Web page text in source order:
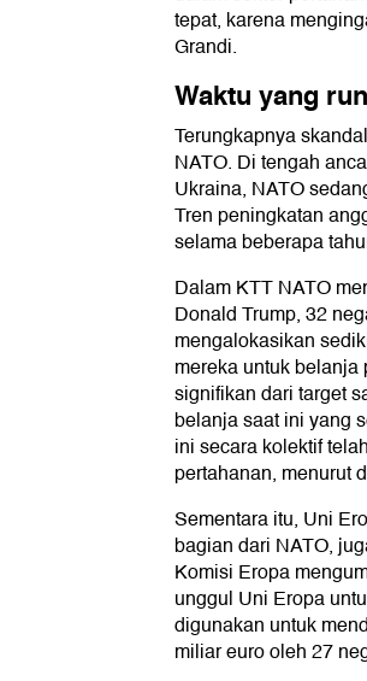
tepat, karena
Grandi.
Waktu yang
Terungkapnya
NATO. Di tengah
Ukraina, NATO
Tren peningkatan
selama beberapa
Dalam KTT NATO
Donald Trump, 32
mengalokasikan
mereka untuk
signifikan dari target
belanja saat ini yang
ini secara kolektif
pertahanan, menurut
Sementara itu, Uni
bagian dari NATO,
Komisi Eropa
unggul Uni Eropa
digunakan untuk
miliar euro oleh 27